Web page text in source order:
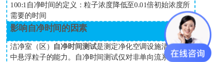
100:1 自净时间的定义：粒子浓度降低至0.01倍初始浓度所
需要的时间
影响自净时间的因素
洁净室（区） 自净时间测试是测定净化空调设施清除空气
中悬浮粒子的能力。自净时间测试仅对非单向流系统重要